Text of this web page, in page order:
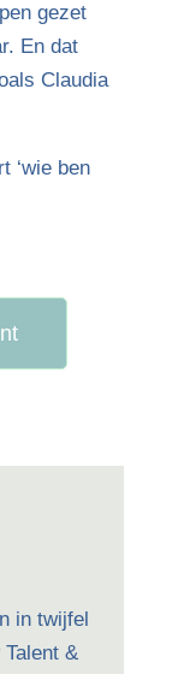
gezet
En dat
Claudia
‘wie ben
in twijfel
&